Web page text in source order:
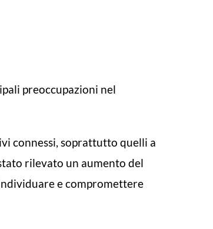
preoccupazioni nel
connessi, soprattutto quelli a
rilevato un aumento del
e compromettere